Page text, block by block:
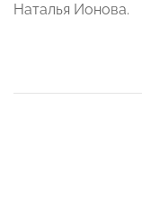
Наталья Ионова.